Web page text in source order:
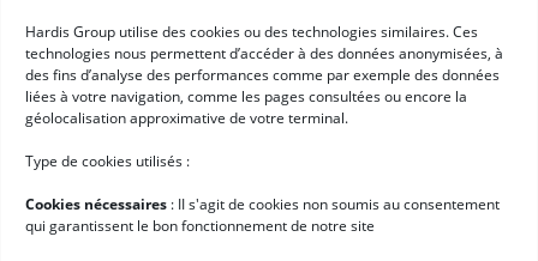
Hardis Group utilise des cookies ou des technologies similaires. Ces
technologies nous permettent d’accéder à des données anonymisées, à
des fins d’analyse des performances comme par exemple des données
liées à votre navigation, comme les pages consultées ou encore la
géolocalisation approximative de votre terminal.
Type de cookies utilisés :
Cookies nécessaires : II s'agit de cookies non soumis au consentement
qui garantissent le bon fonctionnement de notre site
Newsletter(Required)
RGPD(Required)
Ik ga ermee akkoord dat mijn persoonsgegevens worden
verzameld en verwerkt volgens de voorwaarden die staan
beschreven onder
"Bescherming van persoonsgegevens"*
Handige links
Services voor Hardis